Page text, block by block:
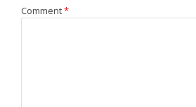
Comment*